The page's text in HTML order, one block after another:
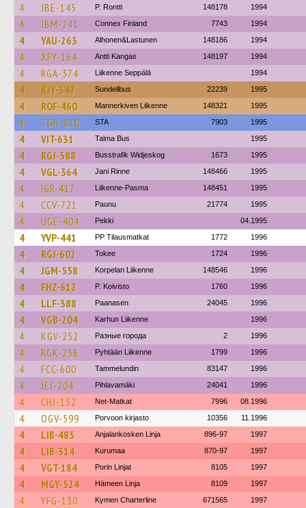
4 JBE-145 P. Rontti 148178 1994
4 JBM-241 Connex Finland 7743 1994
4 YAU-263 Alhonen&Lastunen 148186 1994
4 XFY-164 Antti Kangas 148197 1994
4 RGA-374 Liikenne Seppälä 1994
4 KJY-342 Sundellbus 22239 1995
4 ROF-460 Mannerkiven Liikenne 148321 1995
4 TGN-810 STA 7903 1995
4 VIT-631 Talma Bus 1995
4 RGJ-388 Busstrafik Widjeskog 1673 1995
4 VGL-364 Jani Rinne 148466 1995
4 IGR-417 Liikenne-Pasma 148451 1995
4 CCV-721 Paunu 21774 1995
4 UGE-404 Pekki 04.1995
4 YVP-441 PP Tilausmatkat 1772 1996
4 RGJ-602 Tokee 1724 1996
4 JGM-558 Korpelan Liikenne 148546 1996
4 FHZ-612 P. Koivisto 1760 1996
4 LLF-388 Paanasen 24045 1996
4 VGB-204 Karhun Liikenne 1996
4 KGV-252 Разные города 2 1996
4 RGK-256 Pyhtään Liikenne 1799 1996
4 FCC-600 Tammelundin 83147 1996
4 JEJ-204 Pihlavamäki 24041 1996
4 CHJ-152 Net-Matkat 7996 08.1996
4 OGV-599 Porvoon kirjasto 10356 11.1996
4 LIB-483 Anjalankosken Linja 896-97 1997
4 LIB-314 Kurumaa 870-97 1997
4 VGT-184 Porin Linjat 8105 1997
4 MGY-524 Hämeen Linja 8109 1997
4 YFG-130 Kymen Charterline 671565 1997